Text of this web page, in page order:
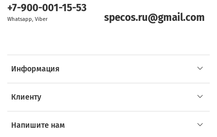
Информация
Клиенту
Напишите нам
+7-900-001-15-53
Whatsapp, Viber specos.ru@gmail.com